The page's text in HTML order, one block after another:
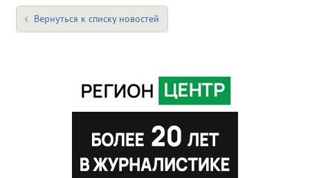
Вернуться к списку новостей